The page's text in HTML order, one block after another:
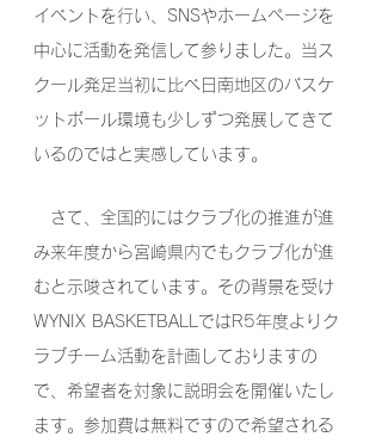
イベントを行い、SNSやホームページを
中心に活動を発信して参りました。当ス
クール発足当初に比べ日南地区のバスケ
ットボール環境も少しずつ発展してきて
いるのではと実感しています。
さて、全国的にはクラブ化の推進が進
み来年度から宮崎県内でもクラブ化が進
むと示唆されています。その背景を受け
WYNIX BASKETBALLではR5年度よりク
ラブチーム活動を計画しておりますの
で、希望者を対象に説明会を開催いたし
ます。参加費は無料ですので希望される